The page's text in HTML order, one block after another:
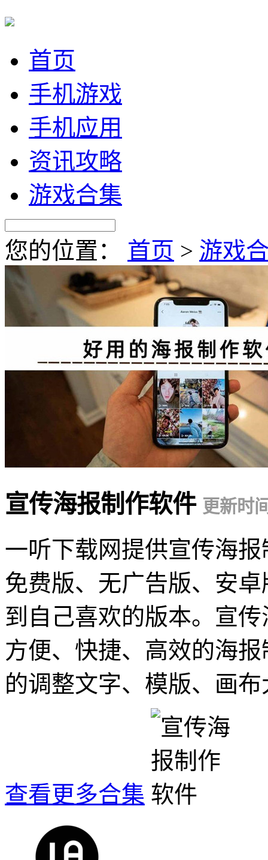
首页
手机游戏
手机应用
资讯攻略
游戏合集
您的位置： 首页 > 游戏
宣传海报制作软件 更新时
一听下载网提供宣传海
免费版、无广告版、安
到自己喜欢的版本。宣
方便、快捷、高效的海
的调整文字、模版、画
查看更多合集